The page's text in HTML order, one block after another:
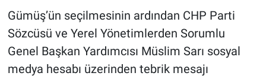
Gümüş’ün seçilmesinin ardından CHP Parti
Sözcüsü ve Yerel Yönetimlerden Sorumlu
Genel Başkan Yardımcısı Müslim Sarı sosyal
medya hesabı üzerinden tebrik mesajı